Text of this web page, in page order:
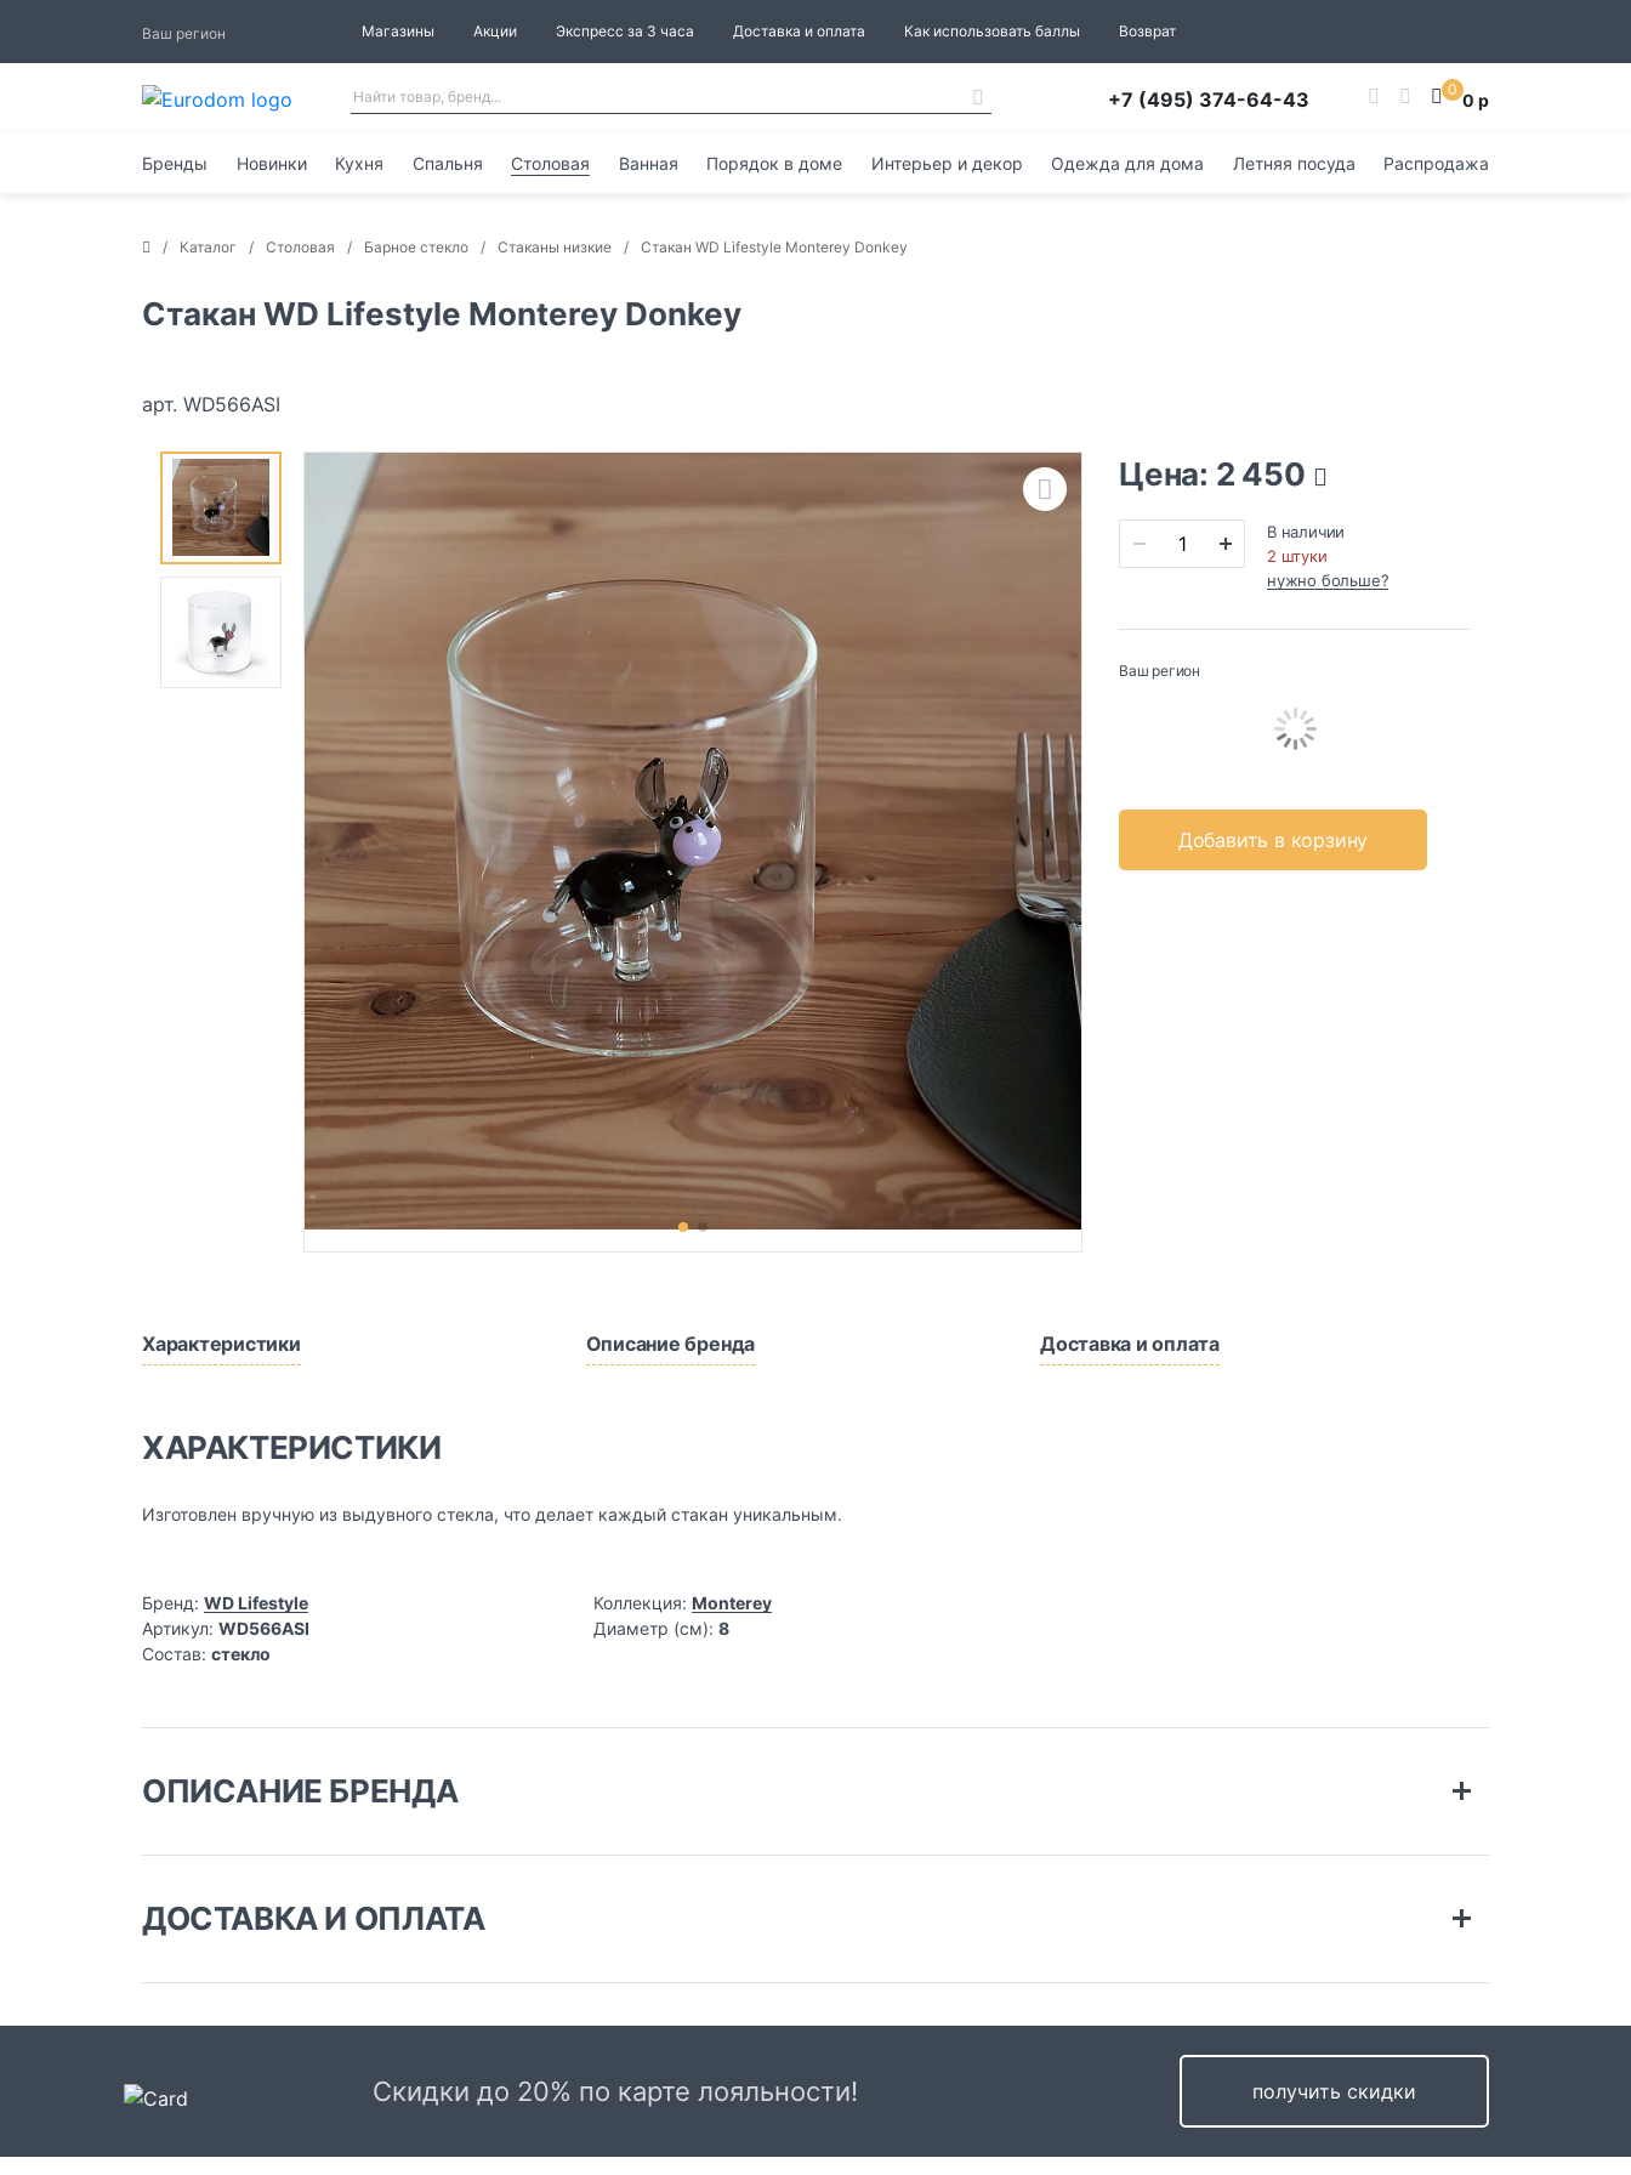
Ваш регион Магазины Акции Экспресс за 3 часа Доставка и оплата Как использовать баллы Возврат
+7 (495) 374-64-43 0 0 р
Бренды Новинки Кухня Спальня Столовая Ванная Порядок в доме Интерьер и декор Одежда для дома Летняя посуда Распродажа
Каталог Столовая Барное стекло Стаканы низкие Стакан WD Lifestyle Monterey Donkey
Стакан WD Lifestyle Monterey Donkey
арт. WD566ASI
Цена: 2 450
В наличии
2 штуки
нужно больше?
Ваш регион
Добавить в корзину
Характеристики Описание бренда Доставка и оплата
ХАРАКТЕРИСТИКИ
Изготовлен вручную из выдувного стекла, что делает каждый стакан уникальным.
Бренд: WD Lifestyle
Артикул: WD566ASI
Состав: стекло
Коллекция: Monterey
Диаметр (см): 8
ОПИСАНИЕ БРЕНДА
ДОСТАВКА И ОПЛАТА
Доставка в Москве и области Самовывоз из магазина на Трубной
интернет-магазина, вы можете заказать и
самостоятельно забрать по адресу: г. Москва,
часов c пн-вс.
Доставка по России
Стоимость доставки в Санкт-Петербург и 20км
Доставка во все регионы России возможна до
Скидки до 20% по карте лояльности! получить скидки